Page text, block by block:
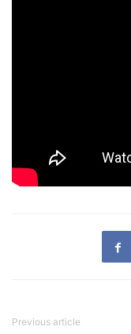
Previous article